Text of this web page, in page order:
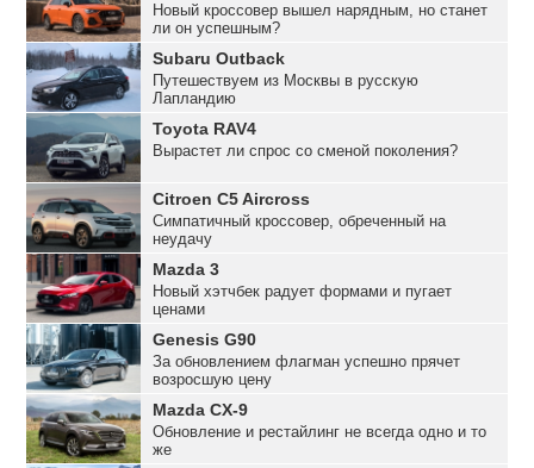
Новый кроссовер вышел нарядным, но станет
ли он успешным?
Subaru Outback
Путешествуем из Москвы в русскую
Лапландию
Toyota RAV4
Вырастет ли спрос со сменой поколения?
Citroen C5 Aircross
Симпатичный кроссовер, обреченный на
неудачу
Mazda 3
Новый хэтчбек радует формами и пугает
ценами
Genesis G90
За обновлением флагман успешно прячет
возросшую цену
Mazda CX-9
Обновление и рестайлинг не всегда одно и то
же